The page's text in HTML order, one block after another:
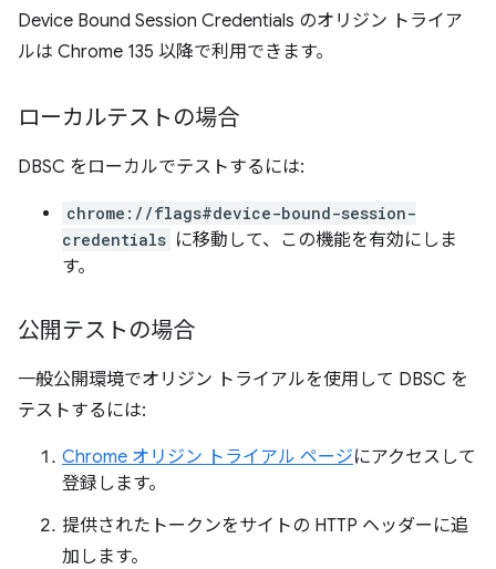
Device Bound Session Credentials のオリジン トライア
ルは Chrome 135 以降で利用できます。
ローカルテストの場合
DBSC をローカルでテストするには:
chrome://flags#device-bound-session-
credentials に移動して、この機能を有効にしま
す。
公開テストの場合
一般公開環境でオリジン トライアルを使用して DBSC を
テストするには:
Chrome オリジン トライアル ページにアクセスして
登録します。
提供されたトークンをサイトの HTTP ヘッダーに追
加します。